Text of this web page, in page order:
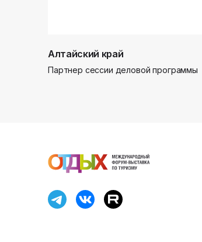
Алтайский край
Партнер сессии деловой программы